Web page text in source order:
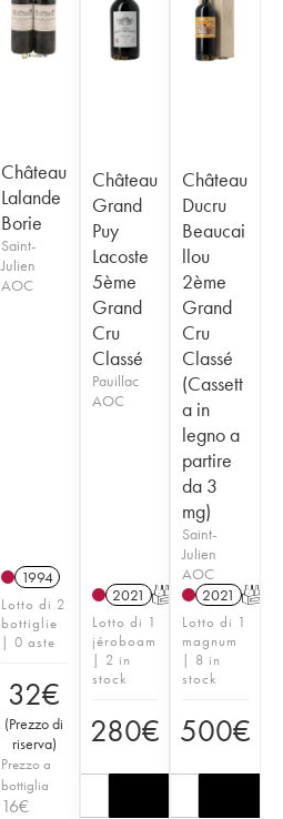
Château
Lalande
Borie
Saint-
Julien
AOC
1994
Lotto di 2
bottiglie
| 0 aste
32€
(Prezzo di
riserva)
Prezzo a
bottiglia
16€
Château
Grand
Puy
Lacoste
5ème
Grand
Cru
Classé
Pauillac
AOC
2021 T
Lotto di 1
jéroboam
| 2 in
stock
280€
Château
Ducru
Beaucai
llou
2ème
Grand
Cru
Classé
(Cassett
a in
legno a
partire
da 3
mg)
Saint-
Julien
AOC
2021 T
Lotto di 1
magnum
| 8 in
stock
500€